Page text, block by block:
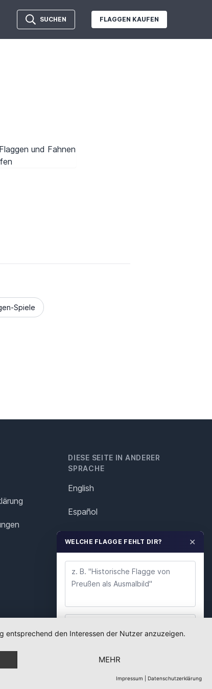
SUCHEN FLAGGEN KAUFEN
Spiele
DIESE SEITE IN ANDERER
SPRACHE
English
Español
Italiano
Polska
Português
Nederlands
WELCHE FLAGGE FEHLT DIR? ✕
entsprechend den Interessen der Nutzer anzuzeigen.
MEHR
Impressum Datenschutzerklärung